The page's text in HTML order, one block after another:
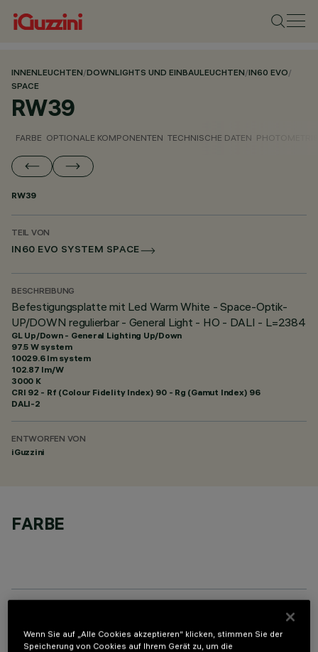
INNENLEUCHTEN/DOWNLIGHTS UND EINBAULEUCHTEN/IN60 EVO/
SPACE
RW39
FARBE OPTIONALE KOMPONENTEN TECHNISCHE DATEN
RW39
TEIL VON
IN60 EVO SYSTEM SPACE
BESCHREIBUNG
Befestigungsplatte mit Led Warm White - Space-Optik-
UP/DOWN regulierbar - General Light - HO - DALI - L=2384
GL Up/Down - General Lighting Up/Down
97.5 W system
10029.6 lm system
102.87 lm/W
3000 K
CRI 92 - Rf (Colour Fidelity Index) 90 - Rg (Gamut Index) 96
DALI-2
ENTWORFEN VON
iGuzzini
FARBE
OPTIONALE KOMPONENTEN
Wenn Sie auf „Alle Cookies akzeptieren“ klicken, stimmen Sie der
Speicherung von Cookies auf Ihrem Gerät zu, um die